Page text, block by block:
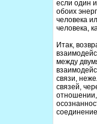
если один
обоих
человека
человека,
Итак,
между
связи,
связей,
отношении,